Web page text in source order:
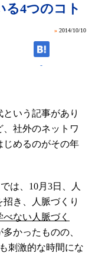
る4つのコト
» 2014/10/10
-
いう記事があり
社外のネットワ
じめるのがその年
は、10月3日、人
き、人脈づくり
ない人脈づく
かったものの、
刺激的な時間にな